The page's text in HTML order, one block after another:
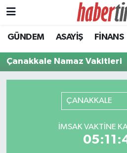
GÜNDEM ASAYİŞ FİNANS
Çanakkale Namaz Vakitleri
ÇANAKKALE
İMSAK VAKTINE
Tire Nöbetçi Eczaneler
Tire Hava Durumu
Tüm Manşetler